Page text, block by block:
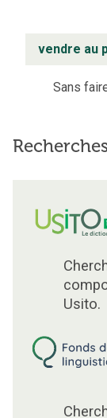
vendre au
Sans
Usito.